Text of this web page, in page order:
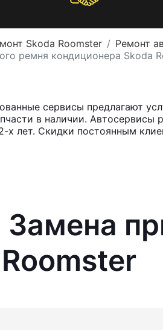
Skoda Roomster
Ремонт
ремня кондиционера Skoda
сервисы предлагают
в наличии.
х лет. Скидки постоянным